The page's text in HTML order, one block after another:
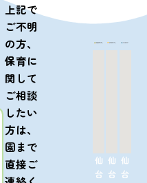
上記で
ご不明
の方、
保育に
関して
ご相談
したい
方は、
園まで
直接ご
仙
台
仙
台
仙
台